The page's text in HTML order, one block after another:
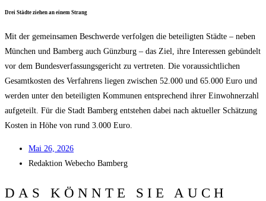
Drei Städ­te zie­hen an einem Strang
Mit der gemein­sa­men Beschwer­de ver­fol­gen die betei­lig­ten Städ­te – neben
Mün­chen und Bam­berg auch Günz­burg – das Ziel, ihre Inter­es­sen gebün­delt
vor dem Bun­des­ver­fas­sungs­ge­richt zu ver­tre­ten. Die vor­aus­sicht­li­chen
Gesamt­kos­ten des Ver­fah­rens lie­gen zwi­schen 52.000 und 65.000 Euro und
wer­den unter den betei­lig­ten Kom­mu­nen ent­spre­chend ihrer Ein­woh­ner­zahl
auf­ge­teilt. Für die Stadt Bam­berg ent­ste­hen dabei nach aktu­el­ler Schät­zung
Kos­ten in Höhe von rund 3.000 Euro.
Mai 26, 2026
Redak­ti­on Web­echo Bamberg
DAS KÖNNTE SIE AUCH